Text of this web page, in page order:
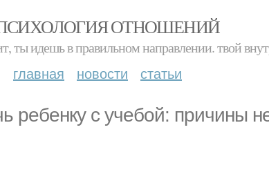
ОТНОШЕНИЙ
ты идешь в правильном направлении. твой
главная новости статьи
ребенку с учебой: причины